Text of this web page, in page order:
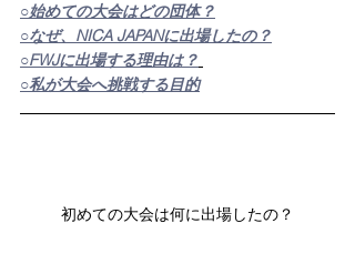
○始めての大会はどの団体？
○なぜ、NICA JAPANに出場したの？
○FWJに出場する理由は？
○私が大会へ挑戦する目的
初めての大会は何に出場したの？